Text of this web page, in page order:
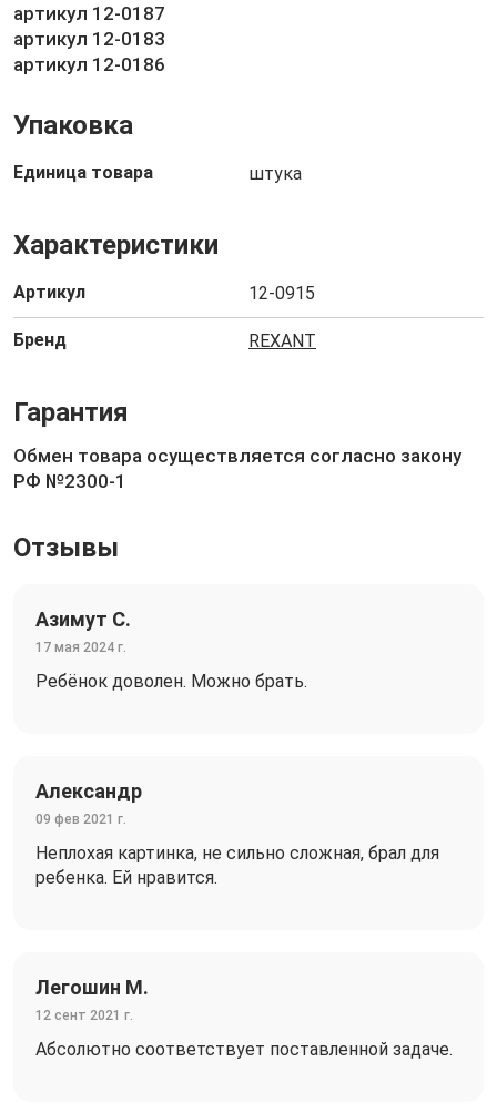
артикул 12-0187
артикул 12-0183
артикул 12-0186
Упаковка
Единица товара штука
Характеристики
Артикул 12-0915
Бренд REXANT
Гарантия
Обмен товара осуществляется согласно закону
РФ №2300-1
Отзывы
Азимут С.
17 мая 2024 г.
Ребёнок доволен. Можно брать.
Александр
09 фев 2021 г.
Неплохая картинка, не сильно сложная, брал для
ребенка. Ей нравится.
Легошин М.
12 сент 2021 г.
Абсолютно соответствует поставленной задаче.